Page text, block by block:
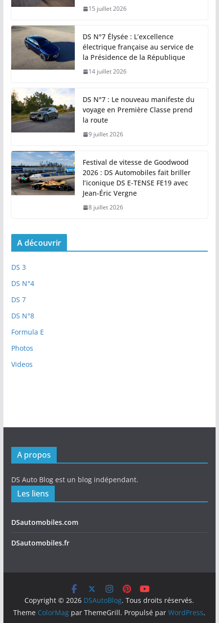
15 juillet 2026
DS N°7 Élysée : L’excellence
électrique française au service de
la Présidence de la République
14 juillet 2026
DS N°7 : Le nouveau manifeste du
voyage en Première Classe prend
la route
9 juillet 2026
Festival de vitesse de Goodwood
2026 : DS Automobiles fait briller
l’iconique DS E-TENSE FE19 avec
Jean-Éric Vergne
8 juillet 2026
A découvrir
DS 3
DS N°4
DS 7
DS N°8
Formula E
Photos
Videos
A propos
DS Auto Blog est un blog indépendant.
Les liens
DSautomobiles.com
DSautomobiles.fr
Copyright © 2026 DSAutoBlog. Tous droits réservés.
Theme ColorMag par ThemeGrill. Propulsé parWordPress.